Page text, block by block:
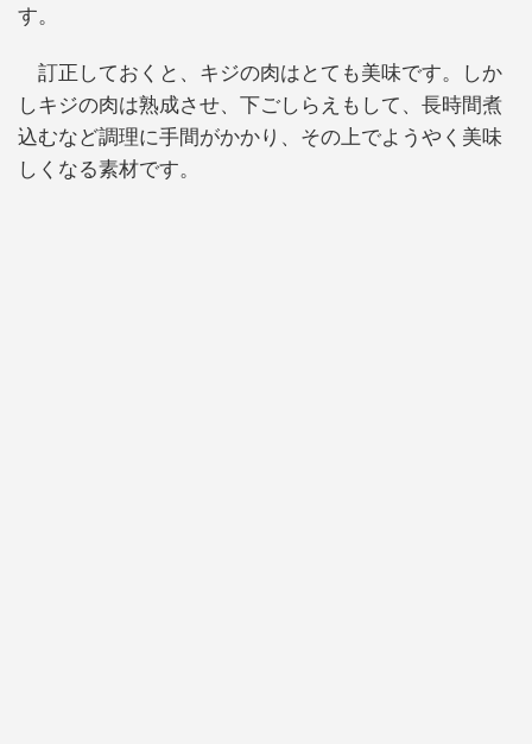
す。
訂正しておくと、キジの肉はとても美味です。しか
しキジの肉は熟成させ、下ごしらえもして、長時間煮
込むなど調理に手間がかかり、その上でようやく美味
しくなる素材です。